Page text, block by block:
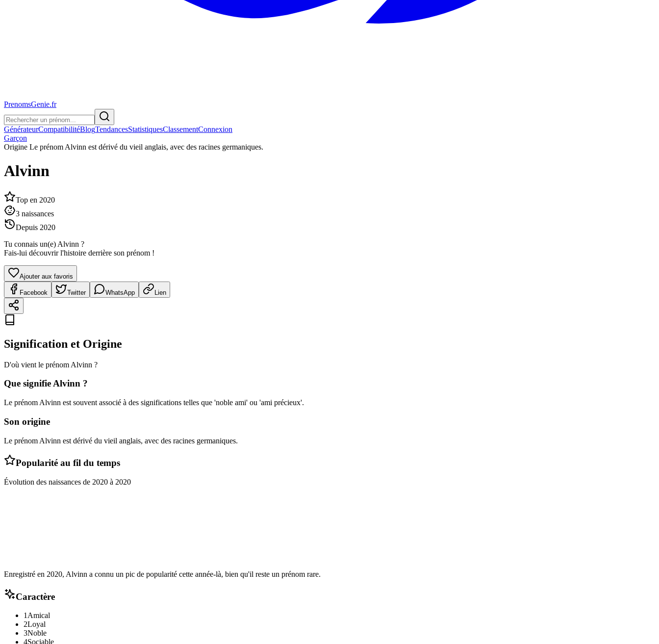
PrenomsGenie.fr
GénérateurCompatibilitéBlogTendancesStatistiquesClassementConnexion
Garçon
Origine Le prénom Alvinn est dérivé du vieil anglais, avec des racines germaniques.
Alvinn
Top en 2020
3 naissances
Depuis 2020
Tu connais un(e) Alvinn ?
Fais-lui découvrir l'histoire derrière son prénom !
Ajouter aux favoris
Facebook Twitter WhatsApp Lien
Signification et Origine
D'où vient le prénom Alvinn ?
Que signifieAlvinn ?
Le prénom Alvinn est souvent associé à des significations telles que 'noble ami' ou 'ami précieux'.
Son origine
Le prénom Alvinn est dérivé du vieil anglais, avec des racines germaniques.
Popularité au fil du temps
Évolution des naissances de 2020 à 2020
Enregistré en 2020, Alvinn a connu un pic de popularité cette année-là, bien qu'il reste un prénom rare.
Caractère
1Amical
2Loyal
3Noble
4Sociable